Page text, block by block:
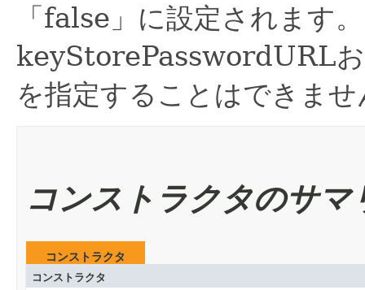
「false」に設定されます。
keyStorePasswordURL
を指定することはできませ
コンストラクタのサマ
コンストラクタ
コンストラクタ